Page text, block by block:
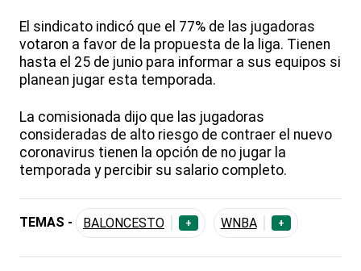
El sindicato indicó que el 77% de las jugadoras
votaron a favor de la propuesta de la liga. Tienen
hasta el 25 de junio para informar a sus equipos si
planean jugar esta temporada.
La comisionada dijo que las jugadoras
consideradas de alto riesgo de contraer el nuevo
coronavirus tienen la opción de no jugar la
temporada y percibir su salario completo.
TEMAS - BALONCESTO + WNBA +